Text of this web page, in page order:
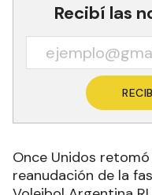
Recibí las
Once Unidos
reanudación de la